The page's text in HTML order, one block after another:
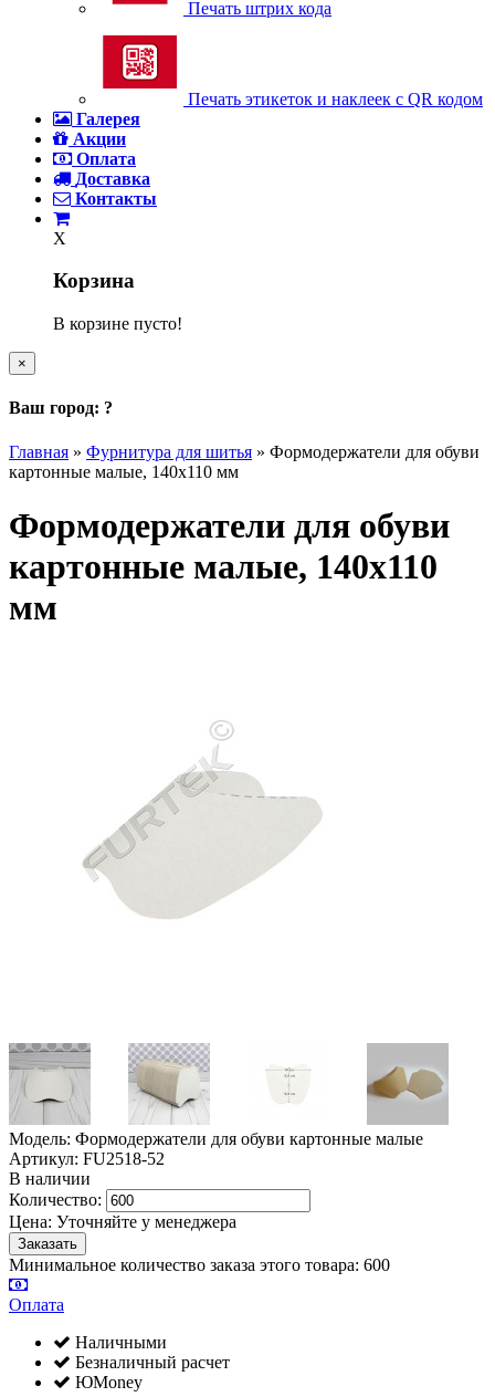
Печать штрих кода
Печать этикеток и наклеек с QR кодом
Галерея
Акции
Оплата
Доставка
Контакты
X
Корзина
В корзине пусто!
×
Ваш город: ?
Главная » Фурнитура для шитья » Формодержатели для обуви
картонные малые, 140х110 мм
Формодержатели для обуви
картонные малые, 140х110
мм
Модель: Формодержатели для обуви картонные малые
Артикул: FU2518-52
В наличии
Количество:
Цена: Уточняйте у менеджера
Минимальное количество заказа этого товара: 600
Оплата
Наличными
Безналичный расчет
ЮMoney